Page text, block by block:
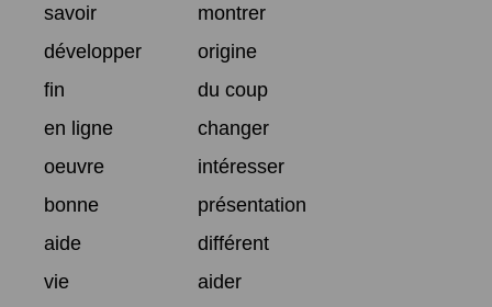
savoir
montrer
développer
origine
fin
du coup
en ligne
changer
oeuvre
intéresser
bonne
présentation
aide
différent
vie
aider